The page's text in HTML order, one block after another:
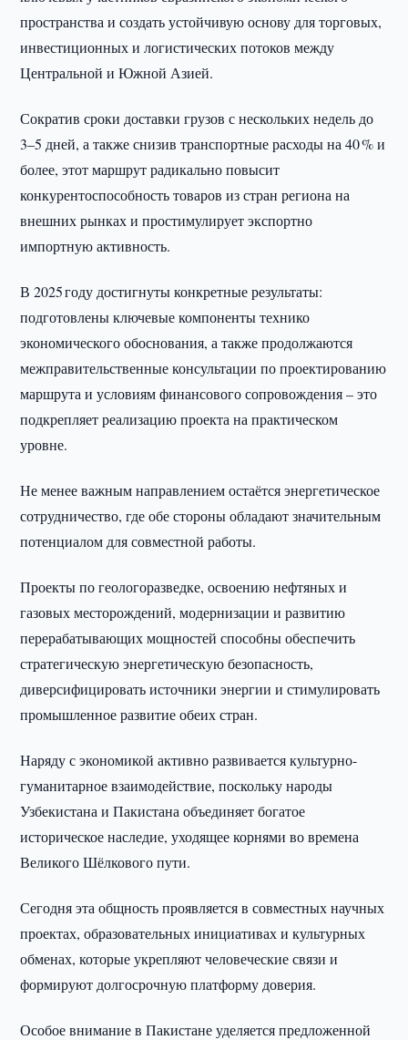
пространства и создать устойчивую основу для торговых,
инвестиционных и логистических потоков между
Центральной и Южной Азией.
Сократив сроки доставки грузов с нескольких недель до
3–5 дней, а также снизив транспортные расходы на 40 % и
более, этот маршрут радикально повысит
конкурентоспособность товаров из стран региона на
внешних рынках и простимулирует экспортно
импортную активность.
В 2025 году достигнуты конкретные результаты:
подготовлены ключевые компоненты технико
экономического обоснования, а также продолжаются
межправительственные консультации по проектированию
маршрута и условиям финансового сопровождения – это
подкрепляет реализацию проекта на практическом
уровне.
Не менее важным направлением остаётся энергетическое
сотрудничество, где обе стороны обладают значительным
потенциалом для совместной работы.
Проекты по геологоразведке, освоению нефтяных и
газовых месторождений, модернизации и развитию
перерабатывающих мощностей способны обеспечить
стратегическую энергетическую безопасность,
диверсифицировать источники энергии и стимулировать
промышленное развитие обеих стран.
Наряду с экономикой активно развивается культурно-
гуманитарное взаимодействие, поскольку народы
Узбекистана и Пакистана объединяет богатое
историческое наследие, уходящее корнями во времена
Великого Шёлкового пути.
Сегодня эта общность проявляется в совместных научных
проектах, образовательных инициативах и культурных
обменах, которые укрепляют человеческие связи и
формируют долгосрочную платформу доверия.
Особое внимание в Пакистане уделяется предложенной